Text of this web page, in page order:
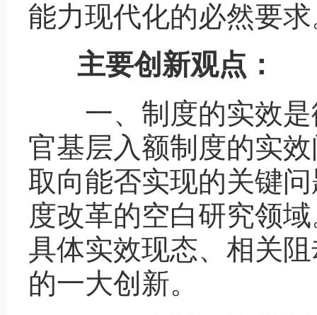
能力现代化的必然要
主要创新观点：
一、制度的实效是
官基层入额制度的实
取向能否实现的关键
度改革的空白研究领
具体实效现态、相关
的一大创新。